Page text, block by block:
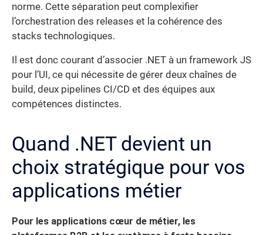
norme. Cette séparation peut complexifier
l’orchestration des releases et la cohérence des
stacks technologiques.
Il est donc courant d’associer .NET à un framework JS
pour l’UI, ce qui nécessite de gérer deux chaînes de
build, deux pipelines CI/CD et des équipes aux
compétences distinctes.
Quand .NET devient un
choix stratégique pour vos
applications métier
Pour les applications cœur de métier, les